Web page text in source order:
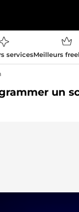
servicesMeilleurs
un